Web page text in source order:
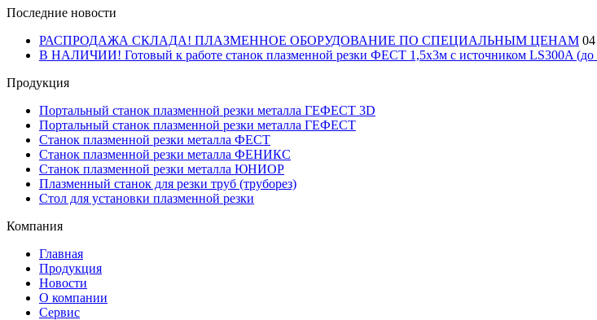
Последние новости
РАСПРОДАЖА СКЛАДА! ПЛАЗМЕННОЕ ОБОРУДОВАНИЕ ПО СПЕЦИАЛЬНЫМ ЦЕНАМ 04
В НАЛИЧИИ! Готовый к работе станок плазменной резки ФЕСТ 1,5х3м с источником LS300A
Продукция
Портальный станок плазменной резки металла ГЕФЕСТ 3D
Портальный станок плазменной резки металла ГЕФЕСТ
Станок плазменной резки металла ФЕСТ
Станок плазменной резки металла ФЕНИКС
Станок плазменной резки металла ЮНИОР
Плазменный станок для резки труб (труборез)
Стол для установки плазменной резки
Компания
Главная
Продукция
Новости
О компании
Сервис